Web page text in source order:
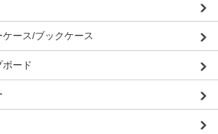
ース/ブックケース
ード